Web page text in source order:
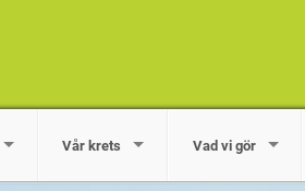
Vår krets Vad vi gör